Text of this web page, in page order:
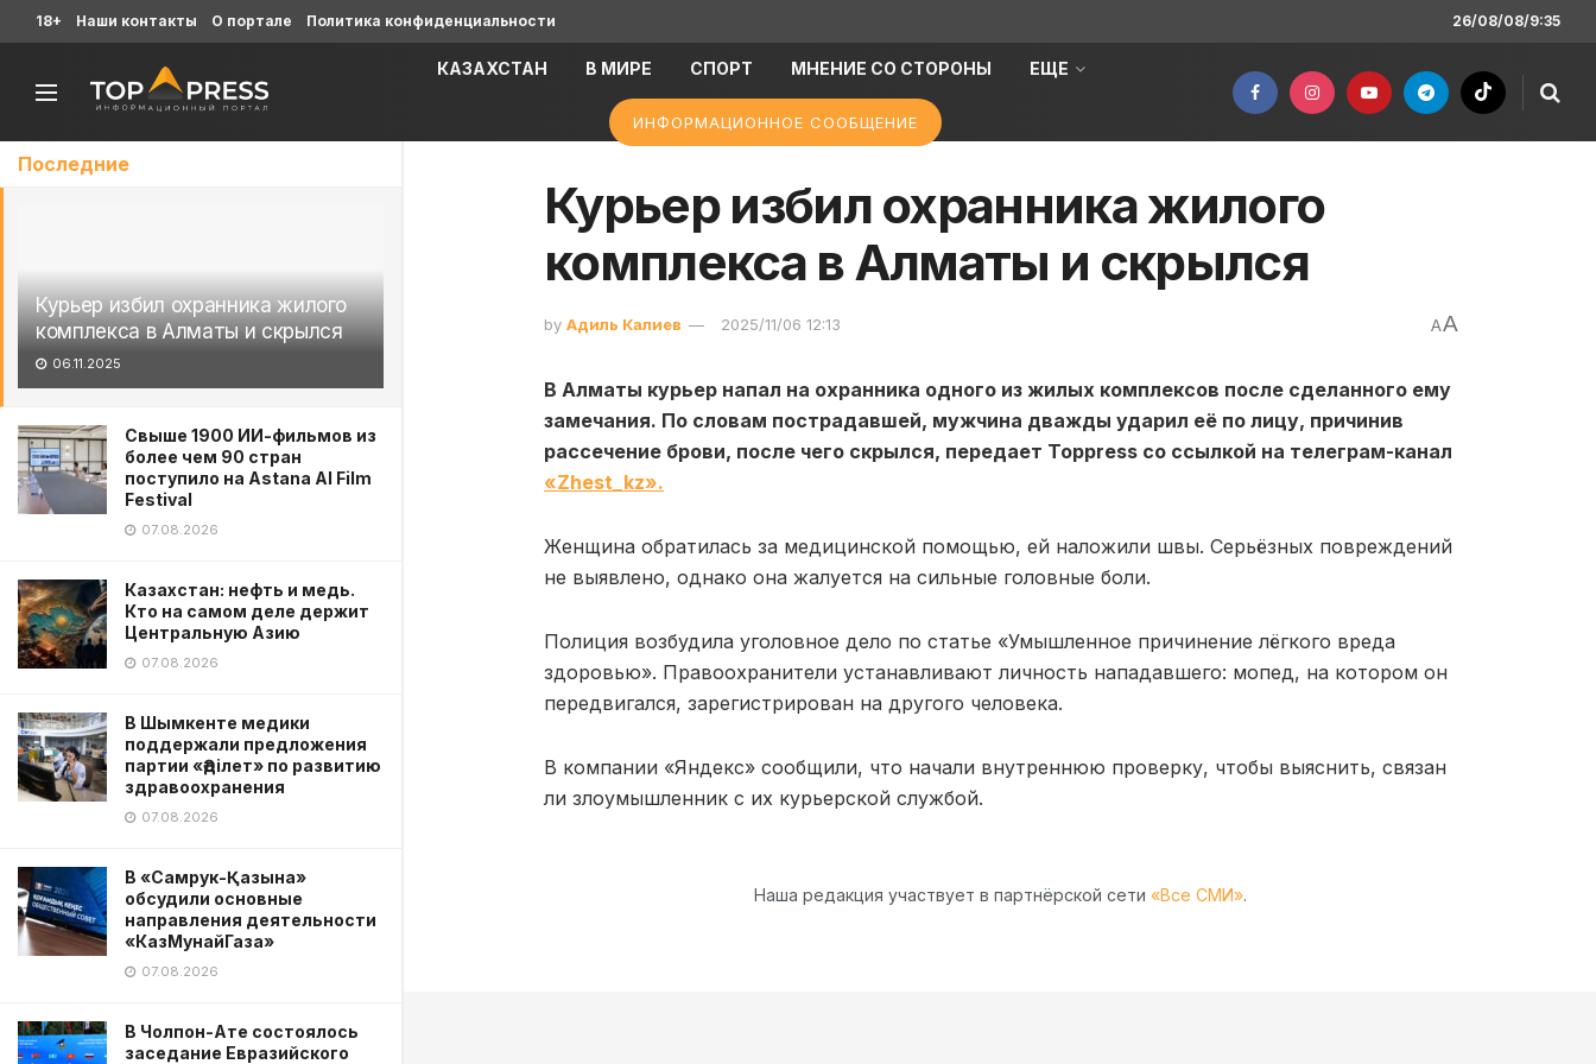
Последние
Курьер избил охранника жилого
комплекса в Алматы и скрылся
06.11.2025
Свыше 1900 ИИ-фильмов из
более чем 90 стран
поступило на Astana AI Film
Festival
07.08.2026
Казахстан: нефть и медь.
Кто на самом деле держит
Центральную Азию
07.08.2026
В Шымкенте медики
поддержали предложения
партии «Әділет» по развитию
здравоохранения
07.08.2026
В «Самрук-Қазына»
обсудили основные
направления деятельности
«КазМунайГаза»
07.08.2026
В Чолпон-Ате состоялось
заседание Евразийского
18+ Наши контакты О портале Политика конфиденциальности 26/08/08/9:35
КАЗАХСТАН В МИРЕ СПОРТ МНЕНИЕ СО СТОРОНЫ ЕЩЕ
ИНФОРМАЦИОННОЕ СООБЩЕНИЕ
Курьер избил охранника жилого
комплекса в Алматы и скрылся
by Адиль Калиев 2025/11/06 12:13 AA
В Алматы курьер напал на охранника одного из жилых комплексов после сделанного ему
замечания. По словам пострадавшей, мужчина дважды ударил её по лицу, причинив
рассечение брови, после чего скрылся, передает Toppress со ссылкой на телеграм-канал
«Zhest_kz».
Женщина обратилась за медицинской помощью, ей наложили швы. Серьёзных повреждений
не выявлено, однако она жалуется на сильные головные боли.
Полиция возбудила уголовное дело по статье «Умышленное причинение лёгкого вреда
здоровью». Правоохранители устанавливают личность нападавшего: мопед, на котором он
передвигался, зарегистрирован на другого человека.
В компании «Яндекс» сообщили, что начали внутреннюю проверку, чтобы выяснить, связан
ли злоумышленник с их курьерской службой.
Наша редакция участвует в партнёрской сети «Все СМИ».